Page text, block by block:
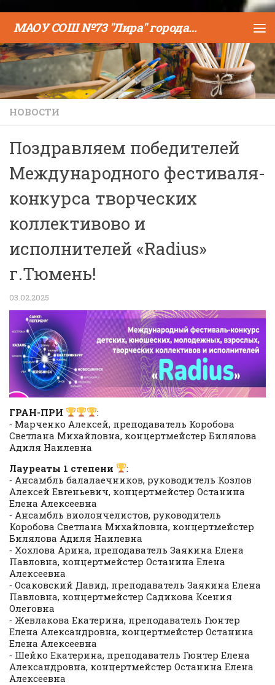
МАОУ СОШ №73 "Лира" города Тюмени
НОВОСТИ
Поздравляем победителей
Международного фестиваля-
конкурса творческих
коллективово и
исполнителей «Radius»
г.Тюмень!
03.02.2025
ГРАН-ПРИ
:
⁃ Марченко Алексей, преподаватель Коробова
Светлана Михайловна, концертмейстер Билялова
Адиля Наилевна
Лауреаты 1 степени
:
⁃ Ансамбль балалаечников, руководитель Козлов
Алексей Евгеньевич, концертмейстер Останина
Елена Алексеевна
⁃ Ансамбль виолончелистов, руководитель
Коробова Светлана Михайловна, концертмейстер
Билялова Адиля Наилевна
⁃ Хохлова Арина, преподаватель Заякина Елена
Павловна, концертмейстер Останина Елена
Алексеевна
⁃ Осаковский Давид, преподаватель Заякина Елена
Павловна, концертмейстер Садикова Ксения
Олеговна
⁃ Жевлакова Екатерина, преподаватель Гюнтер
Елена Александровна, концертмейстер Останина
Елена Алексеевна
⁃ Шейко Екатерина, преподаватель Гюнтер Елена
Александровна, концертмейстер Останина Елена
Алексеевна